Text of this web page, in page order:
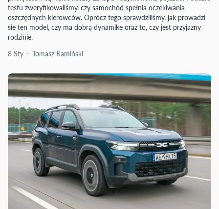
testu zweryfikowaliśmy, czy samochód spełnia oczekiwania
oszczędnych kierowców. Oprócz tego sprawdziliśmy, jak prowadzi
się ten model, czy ma dobrą dynamikę oraz to, czy jest przyjazny
rodzinie.
8 Sty
Tomasz Kamiński